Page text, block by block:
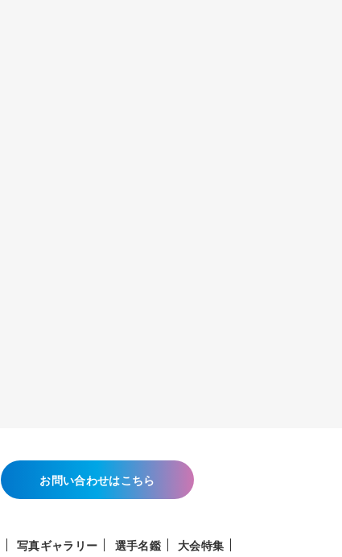
お問い合わせはこちら
写真ギャラリー 選手名鑑 大会特集